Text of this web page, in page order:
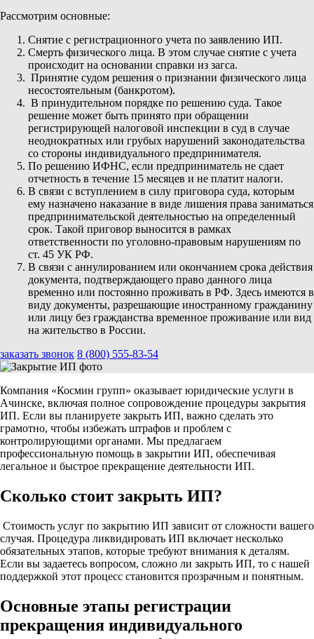
Рассмотрим основные:
Снятие с регистрационного учета по заявлению ИП.
Смерть физического лица. В этом случае снятие с учета
происходит на основании справки из загса.
Принятие судом решения о признании физического лица
несостоятельным (банкротом).
В принудительном порядке по решению суда. Такое
решение может быть принято при обращении
регистрирующей налоговой инспекции в суд в случае
неоднократных или грубых нарушений законодательства
со стороны индивидуального предпринимателя.
По решению ИФНС, если предприниматель не сдает
отчетность в течение 15 месяцев и не платит налоги.
В связи с вступлением в силу приговора суда, которым
ему назначено наказание в виде лишения права заниматься
предпринимательской деятельностью на определенный
срок. Такой приговор выносится в рамках
ответственности по уголовно-правовым нарушениям по
ст. 45 УК РФ.
В связи с аннулированием или окончанием срока действия
документа, подтверждающего право данного лица
временно или постоянно проживать в РФ. Здесь имеются в
виду документы, разрешающие иностранному гражданину
или лицу без гражданства временное проживание или вид
на жительство в России.
заказать звонок 8 (800) 555-83-54
Компания «Космин групп» оказывает юридические услуги в
Ачинске, включая полное сопровождение процедуры закрытия
ИП. Если вы планируете закрыть ИП, важно сделать это
грамотно, чтобы избежать штрафов и проблем с
контролирующими органами. Мы предлагаем
профессиональную помощь в закрытии ИП, обеспечивая
легальное и быстрое прекращение деятельности ИП.
Сколько стоит закрыть ИП?
Стоимость услуг по закрытию ИП зависит от сложности вашего
случая. Процедура ликвидировать ИП включает несколько
обязательных этапов, которые требуют внимания к деталям.
Если вы задаетесь вопросом, сложно ли закрыть ИП, то с нашей
поддержкой этот процесс становится прозрачным и понятным.
Основные этапы регистрации
прекращения индивидуального